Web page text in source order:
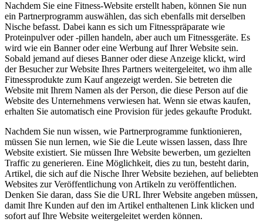
Nachdem Sie eine Fitness-Website erstellt haben, können Sie nun
ein Partnerprogramm auswählen, das sich ebenfalls mit derselben
Nische befasst. Dabei kann es sich um Fitnesspräparate wie
Proteinpulver oder -pillen handeln, aber auch um Fitnessgeräte. Es
wird wie ein Banner oder eine Werbung auf Ihrer Website sein.
Sobald jemand auf dieses Banner oder diese Anzeige klickt, wird
der Besucher zur Website Ihres Partners weitergeleitet, wo ihm alle
Fitnessprodukte zum Kauf angezeigt werden. Sie betreten die
Website mit Ihrem Namen als der Person, die diese Person auf die
Website des Unternehmens verwiesen hat. Wenn sie etwas kaufen,
erhalten Sie automatisch eine Provision für jedes gekaufte Produkt.
Nachdem Sie nun wissen, wie Partnerprogramme funktionieren,
müssen Sie nun lernen, wie Sie die Leute wissen lassen, dass Ihre
Website existiert. Sie müssen Ihre Website bewerben, um gezielten
Traffic zu generieren. Eine Möglichkeit, dies zu tun, besteht darin,
Artikel, die sich auf die Nische Ihrer Website beziehen, auf beliebten
Websites zur Veröffentlichung von Artikeln zu veröffentlichen.
Denken Sie daran, dass Sie die URL Ihrer Website angeben müssen,
damit Ihre Kunden auf den im Artikel enthaltenen Link klicken und
sofort auf Ihre Website weitergeleitet werden können.